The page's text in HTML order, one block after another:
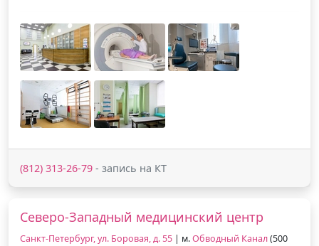
(812) 313-26-79 - запись на КТ
Северо-Западный медицинский центр
Санкт-Петербург, ул. Боровая, д. 55 | м.Обводный Канал(500